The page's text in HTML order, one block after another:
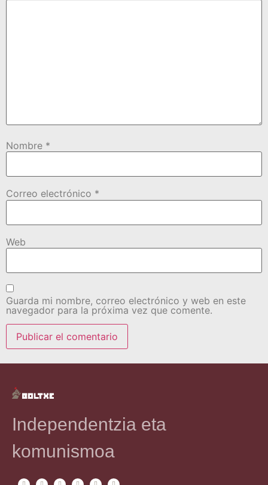
Nombre *
Correo electrónico *
Web
Guarda mi nombre, correo electrónico y web en este
navegador para la próxima vez que comente.
Independentzia eta
komunismoa